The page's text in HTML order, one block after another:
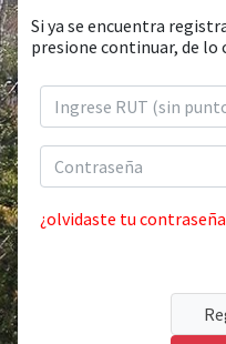
Si ya se encuentra
presione continuar, de
¿olvidaste tu